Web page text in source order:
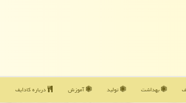
بهداشت تولید آموزش درباره كادایف